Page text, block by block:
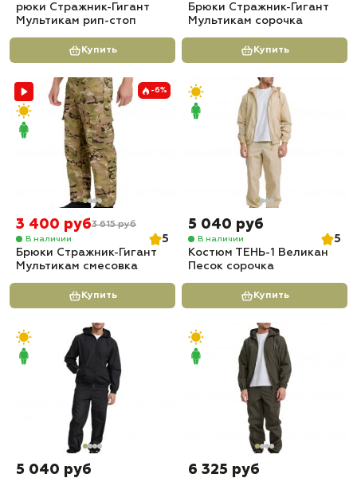
рюки Стражник-Гигант
Мультикам рип-стоп
Купить
Брюки Стражник-Гигант
Мультикам сорочка
Купить
-6%
3 400 руб3 615 руб
В наличии
5
Брюки Стражник-Гигант
Мультикам смесовка
Купить
5 040 руб
В наличии
5
Костюм ТЕНЬ-1 Великан
Песок сорочка
Купить
5 040 руб 6 325 руб